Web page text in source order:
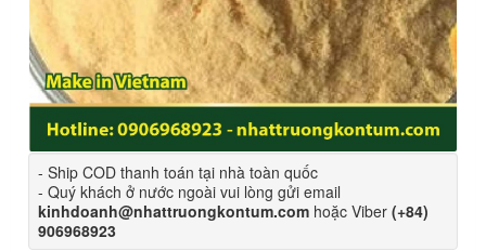
- Ship COD thanh toán tại nhà toàn quốc
- Quý khách ở nước ngoài vui lòng gửi email
kinhdoanh@nhattruongkontum.com hoặc Viber (+84)
906968923